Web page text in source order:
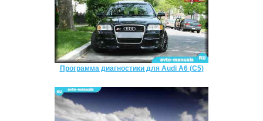
Программа диагностики для Audi A6 (C5)